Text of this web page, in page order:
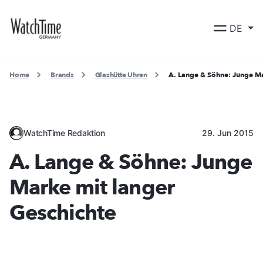
DE
Home Brands Glashütte Uhren A. Lange & Söhne: Junge
WatchTime Redaktion 29. Jun 2015
A. Lange & Söhne: Junge
Marke mit langer
Geschichte